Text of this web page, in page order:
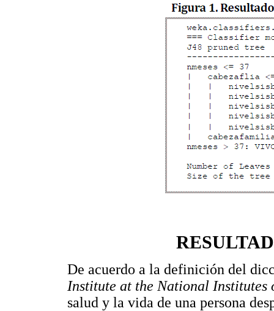
De acuerdo a la definición del
Institute at the National Institutes
salud y la vida de una persona